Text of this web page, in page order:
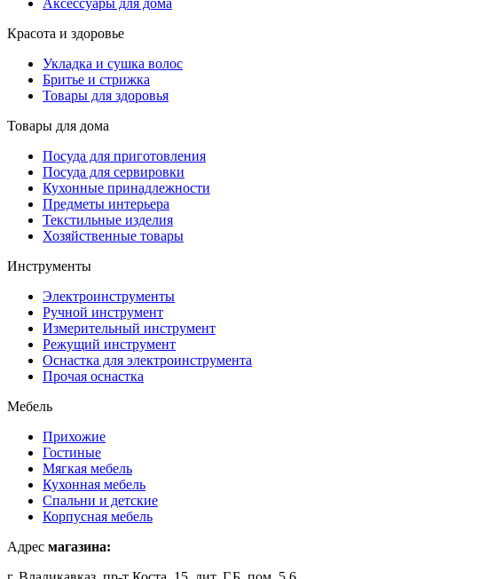
Аксессуары для дома
Красота и здоровье
Укладка и сушка волос
Бритье и стрижка
Товары для здоровья
Товары для дома
Посуда для приготовления
Посуда для сервировки
Кухонные принадлежности
Предметы интерьера
Текстильные изделия
Хозяйственные товары
Инструменты
Электроинструменты
Ручной инструмент
Измерительный инструмент
Режущий инструмент
Оснастка для электроинструмента
Прочая оснастка
Мебель
Прихожие
Гостиные
Мягкая мебель
Кухонная мебель
Спальни и детские
Корпусная мебель
Адрес магазина: